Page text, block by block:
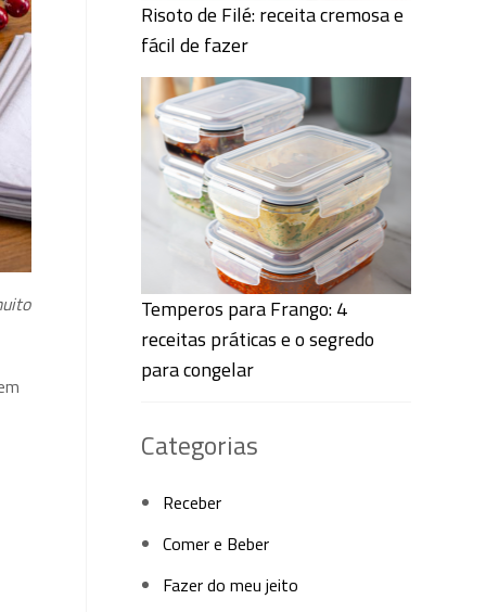
Risoto de Filé: receita cremosa e
fácil de fazer
Temperos para Frango: 4
receitas práticas e o segredo
para congelar
Categorias
Receber
Comer e Beber
Fazer do meu jeito